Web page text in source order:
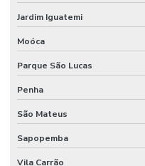
Jardim Iguatemi
Moóca
Parque São Lucas
Penha
São Mateus
Sapopemba
Vila Carrão